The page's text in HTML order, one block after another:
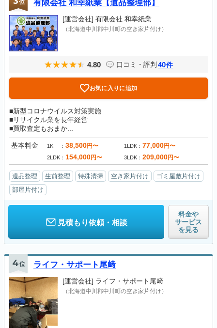
位 有限会社 和幸紙業【遺品整理部】
[運営会社] 有限会社 和幸紙業
（北海道中川郡中川町の空き家片付け）
4.80 口コミ・評判 40件
お気に入りに追加
■新型コロナウイルス対策実施
■リサイクル業を長年経営
■買取査定もおまか...
基本料金 1K 38,500円〜 1LDK 77,000円〜
2LDK 154,000円〜 3LDK 209,000円〜
遺品整理 生前整理 特殊清掃 空き家片付け
ゴミ屋敷片付け
部屋片付け
見積もり依頼・相談
料金や
サービス
を見る
4位 ライフ・サポート尾﨑
[運営会社] ライフ・サポート尾﨑
（北海道中川郡中川町の空き家片付け）